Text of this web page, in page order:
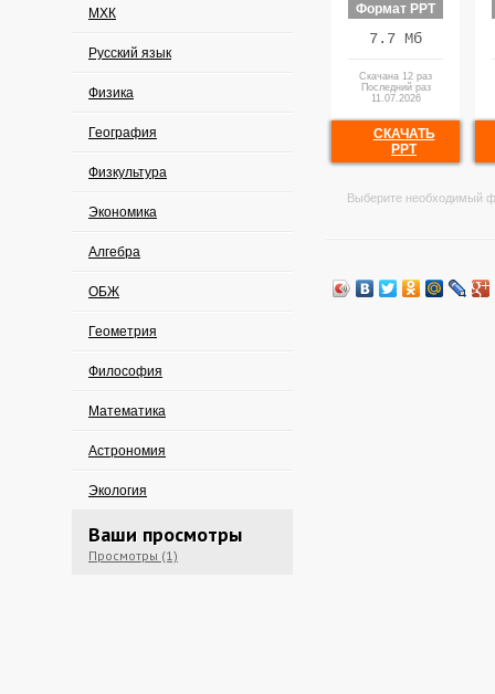
МХК
Русский язык
Физика
География
Физкультура
Экономика
Алгебра
ОБЖ
Геометрия
Философия
Математика
Астрономия
Экология
Ваши просмотры
Просмотры (1)
Формат PPT
7.7 Мб
Скачана 12 раз
Последний раз
11.07.2026
СКАЧАТЬ
PPT
Выберите необходимый